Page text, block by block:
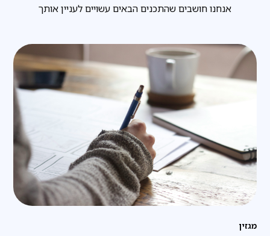
אנחנו חושבים שהתכנים הבאים עשויים לעניין אותך
מגזין